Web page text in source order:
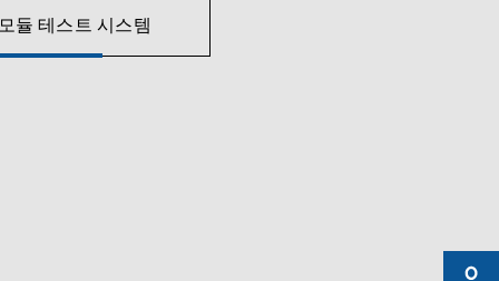
듈 테스트 시스템